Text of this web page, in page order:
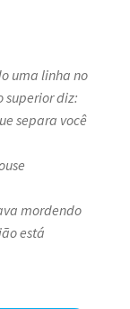
uma linha no
superior diz:
separa você
mordendo
está